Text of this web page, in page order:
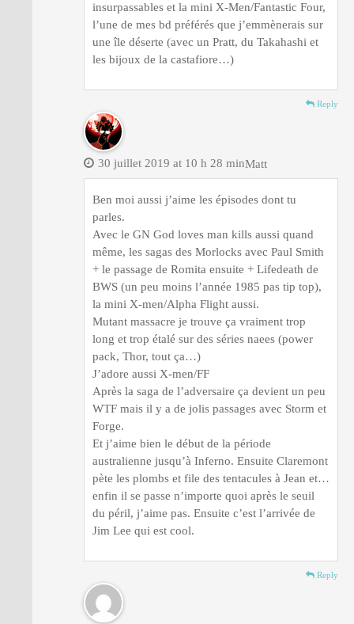
insurpassables et la mini X-Men/Fantastic Four,
l’une de mes bd préférés que j’emmènerais sur
une île déserte (avec un Pratt, du Takahashi et
les bijoux de la castafiore…)
Reply
Matt
30 juillet 2019 at 10 h 28 min
Ben moi aussi j’aime les épisodes dont tu
parles.
Avec le GN God loves man kills aussi quand
même, les sagas des Morlocks avec Paul Smith
+ le passage de Romita ensuite + Lifedeath de
BWS (un peu moins l’année 1985 pas tip top),
la mini X-men/Alpha Flight aussi.
Mutant massacre je trouve ça vraiment trop
long et trop étalé sur des séries naees (power
pack, Thor, tout ça…)
J’adore aussi X-men/FF
Après la saga de l’adversaire ça devient un peu
WTF mais il y a de jolis passages avec Storm et
Forge.
Et j’aime bien le début de la période
australienne jusqu’à Inferno. Ensuite Claremont
pète les plombs et file des tentacules à Jean et…
enfin il se passe n’importe quoi après le seuil
du péril, j’aime pas. Ensuite c’est l’arrivée de
Jim Lee qui est cool.
Reply